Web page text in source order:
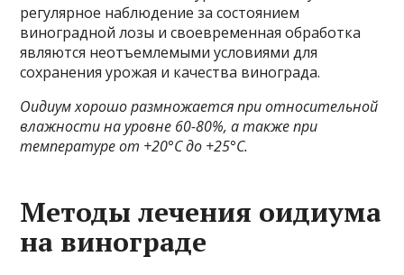
регулярное наблюдение за состоянием
виноградной лозы и своевременная обработка
являются неотъемлемыми условиями для
сохранения урожая и качества винограда.
Оидиум хорошо размножается при относительной
влажности на уровне 60-80%, а также при
температуре от +20°C до +25°C.
Методы лечения оидиума
на винограде